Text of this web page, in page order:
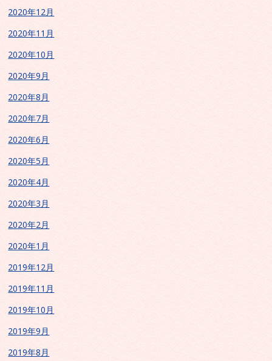
2020年12月
2020年11月
2020年10月
2020年9月
2020年8月
2020年7月
2020年6月
2020年5月
2020年4月
2020年3月
2020年2月
2020年1月
2019年12月
2019年11月
2019年10月
2019年9月
2019年8月